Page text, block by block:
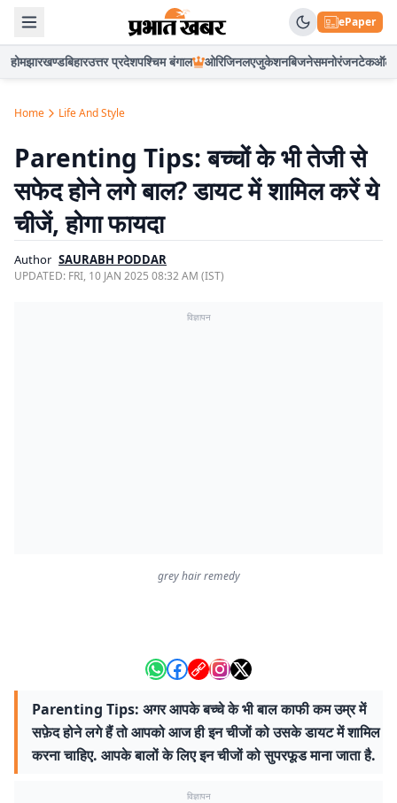
ePaper
होमझारखण्डबिहारउत्तर प्रदेशपश्चिम बंगाल ओरिजिनलएजुकेशनबिजनेसमनोरंजनटेकऑटो
Home Life And Style
Parenting Tips: बच्चों के भी तेजी से
सफेद होने लगे बाल? डायट में शामिल करें ये
चीजें, होगा फायदा
Author SAURABH PODDAR
UPDATED: FRI, 10 JAN 2025 08:32 AM (IST)
विज्ञापन
grey hair remedy
Parenting Tips: अगर आपके बच्चे के भी बाल काफी कम उम्र में
सफ़ेद होने लगे हैं तो आपको आज ही इन चीजों को उसके डायट में शामिल
करना चाहिए. आपके बालों के लिए इन चीजों को सुपरफूड माना जाता है.
विज्ञापन